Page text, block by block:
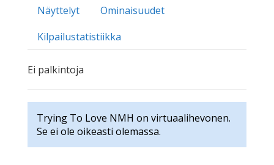
Näyttelyt
Ominaisuudet
Kilpailustatistiikka
Ei palkintoja
Trying To Love NMH on virtuaalihevonen.
Se ei ole oikeasti olemassa.